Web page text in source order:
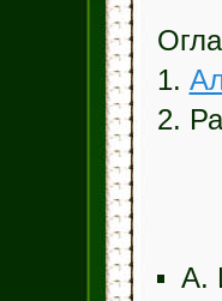
1.
2.
А.